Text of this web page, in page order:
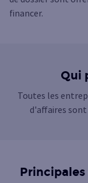
financer.
Qui
Toutes les
d'affaires